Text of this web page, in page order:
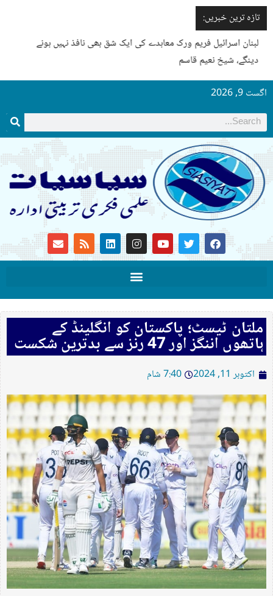
تازہ ترین خبریں:
لبنان اسرائیل فریم ورک معاہدے کی ایک شق بھی نافذ نہیں ہونے
دینگے، شیخ نعیم قاسم
اگست 9, 2026
ملتان ٹیسٹ؛ پاکستان کو انگلینڈ کے
ہاتھوں اننگز اور 47 رنز سے بدترین شکست
اکتوبر 11, 2024 7:40 شام